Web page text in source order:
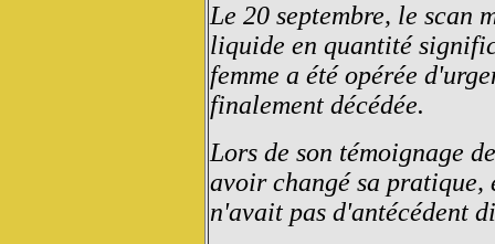
Le 20 septembre, le scan
liquide en quantité
femme a été opérée
finalement décédée.
Lors de son témoignage
avoir changé sa
n'avait pas d'antécédent